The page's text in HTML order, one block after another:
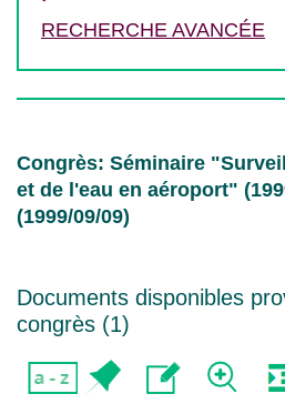
RECHERCHE AVANCÉE
Congrès: Séminaire
et de l'eau en aéroport"
(1999/09/09)
Documents disponibles
congrès (1)